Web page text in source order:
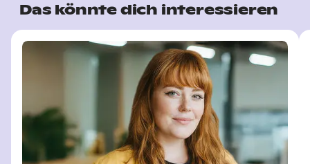
Das könnte dich interessieren